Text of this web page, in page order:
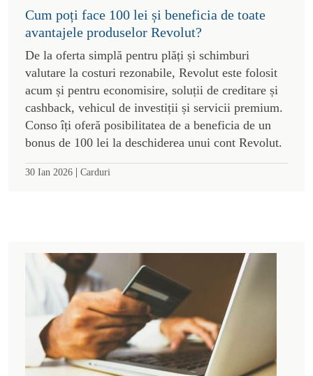
Cum poți face 100 lei și beneficia de toate
avantajele produselor Revolut?
De la oferta simplă pentru plăți și schimburi
valutare la costuri rezonabile, Revolut este folosit
acum și pentru economisire, soluții de creditare și
cashback, vehicul de investiții și servicii premium.
Conso îți oferă posibilitatea de a beneficia de un
bonus de 100 lei la deschiderea unui cont Revolut.
30 Ian 2026 | Carduri